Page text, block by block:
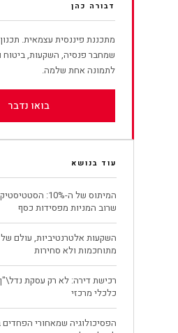
דבורה כהן
מתכננת פיננסית עצמאית.
שמחבר פנסיה, השקעות,
לתמונה אחת שלמה.
בואו נדבר
עוד בנושא
המיתוס של ה-10%:
שרוב המניות מפסידות כסף
השקעות אלטרנטיביות, עולם
מתוחכמות ולא סחירות
רכישת דירה: לא רק עסקת
כלכלי מרכזי
הפסיכולוגיה שמאחורי